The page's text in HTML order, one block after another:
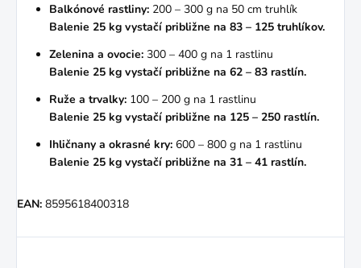
Balkónové rastliny: 200 – 300 g na 50 cm truhlík
Balenie 25 kg vystačí približne na 83 – 125 truhlíkov.
Zelenina a ovocie: 300 – 400 g na 1 rastlinu
Balenie 25 kg vystačí približne na 62 – 83 rastlín.
Ruže a trvalky: 100 – 200 g na 1 rastlinu
Balenie 25 kg vystačí približne na 125 – 250 rastlín.
Ihličnany a okrasné kry: 600 – 800 g na 1 rastlinu
Balenie 25 kg vystačí približne na 31 – 41 rastlín.
EAN: 8595618400318